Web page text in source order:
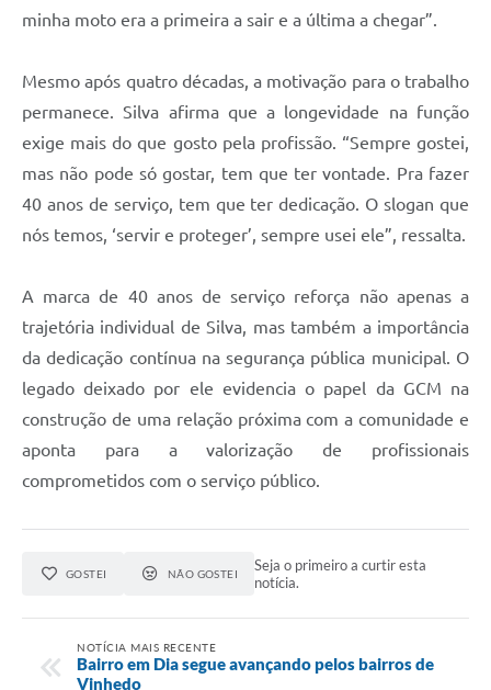
minha moto era a primeira a sair e a última a chegar”.
Mesmo após quatro décadas, a motivação para o trabalho
permanece. Silva afirma que a longevidade na função
exige mais do que gosto pela profissão. “Sempre gostei,
mas não pode só gostar, tem que ter vontade. Pra fazer
40 anos de serviço, tem que ter dedicação. O slogan que
nós temos, ‘servir e proteger’, sempre usei ele”, ressalta.
A marca de 40 anos de serviço reforça não apenas a
trajetória individual de Silva, mas também a importância
da dedicação contínua na segurança pública municipal. O
legado deixado por ele evidencia o papel da GCM na
construção de uma relação próxima com a comunidade e
aponta para a valorização de profissionais
comprometidos com o serviço público.
GOSTEI NÃO GOSTEI
Seja o primeiro a curtir esta
notícia.
NOTÍCIA MAIS RECENTE
Bairro em Dia segue avançando pelos bairros de
Vinhedo